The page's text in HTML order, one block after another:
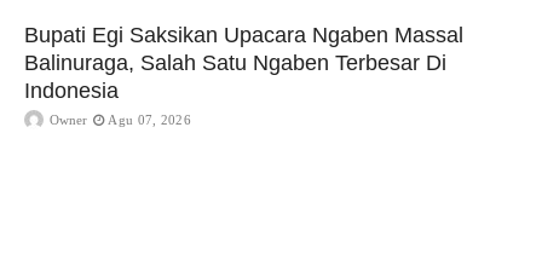
Bupati Egi Saksikan Upacara Ngaben Massal
Balinuraga, Salah Satu Ngaben Terbesar Di
Indonesia
Owner Agu 07, 2026